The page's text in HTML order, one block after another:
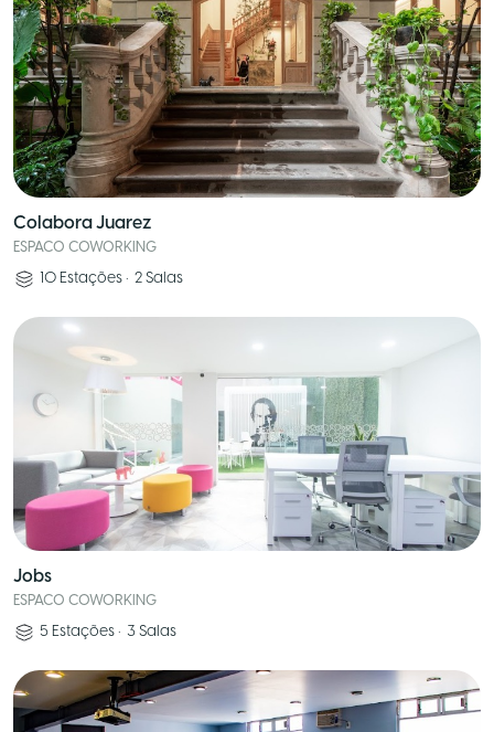
Colabora Juarez
ESPACO COWORKING
10 Estações • 2 Salas
Jobs
ESPACO COWORKING
5 Estações • 3 Salas